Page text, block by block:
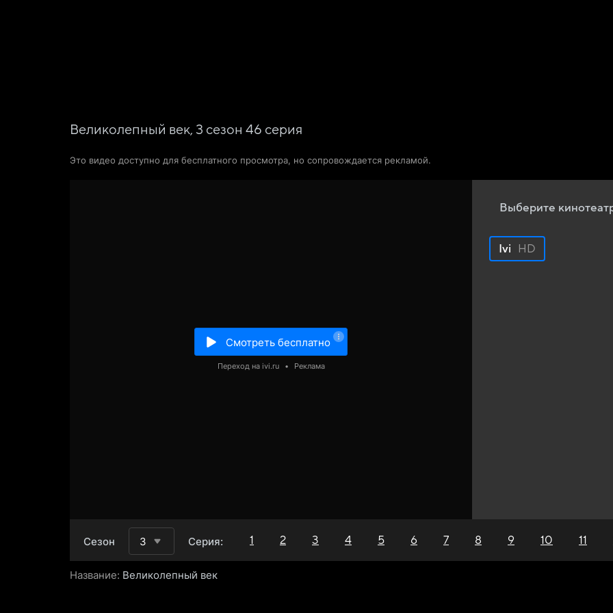
Великолепный век, 3 сезон 46 серия
Это видео доступно для бесплатного просмотра, но сопровождается рекламой.
Смотреть бесплатно
Переход на ivi.ru • Реклама
Выберите
Ivi HD
Сезон 3 Серия: 1 2 3 4 5 6 7 8 9 10 11
Название: Великолепный век